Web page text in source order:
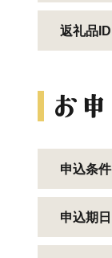
返礼品ID
申込条件
申込期日